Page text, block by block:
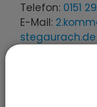
Telefon: 0151
E-Mail:
stegaurach.de